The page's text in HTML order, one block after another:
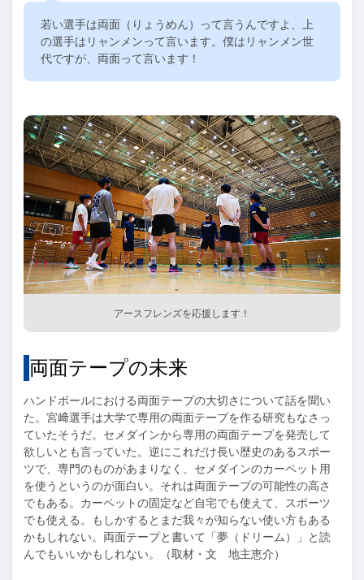
若い選手は両面（りょうめん）って言うんですよ、上
の選手はリャンメンって言います。僕はリャンメン世
代ですが、両面って言います！
アースフレンズを応援します！
両面テープの未来
ハンドボールにおける両面テープの大切さについて話を聞い
た。宮﨑選手は大学で専用の両面テープを作る研究もなさっ
ていたそうだ。セメダインから専用の両面テープを発売して
欲しいとも言っていた。逆にこれだけ長い歴史のあるスポー
ツで、専門のものがあまりなく、セメダインのカーペット用
を使うというのが面白い。それは両面テープの可能性の高さ
でもある。カーペットの固定など自宅でも使えて、スポーツ
でも使える。もしかするとまだ我々が知らない使い方もある
かもしれない。両面テープと書いて「夢（ドリーム）」と読
んでもいいかもしれない。（取材・文 地主恵介）